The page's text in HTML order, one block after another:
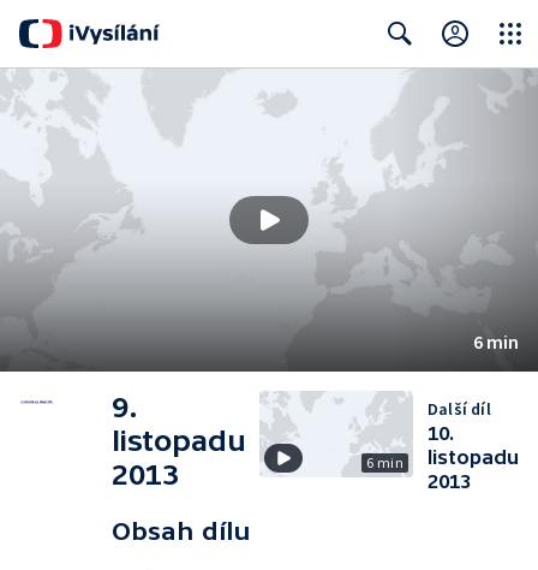
Search
6 min
9.
listopadu
2013
Obsah dílu
6 min
Další díl
10.
listopadu
2013